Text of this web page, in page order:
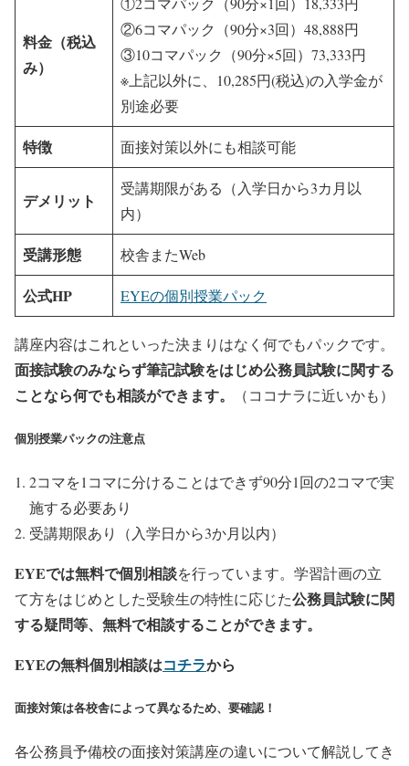
料金（税込
み）
②6コマパック（90分×3回）48,888円
③10コマパック（90分×5回）73,333円
※上記以外に、10,285円(税込)の入学金が
別途必要
特徴 面接対策以外にも相談可能
デメリット
受講期限がある（入学日から3カ月以
内）
受講形態 校舎またWeb
公式HP EYEの個別授業パック
講座内容はこれといった決まりはなく何でもパックです。
面接試験のみならず筆記試験をはじめ公務員試験に関する
ことなら何でも相談ができます。
（ココナラに近いかも）
個別授業パックの注意点
2コマを1コマに分けることはできず90分1回の2コマで実
施する必要あり
受講期限あり（入学日から3か月以内）
EYEでは無料で個別相談を行っています。学習計画の立
て方をはじめとした受験生の特性に応じた公務員試験に関
する疑問等、無料で相談することができます。
EYEの無料個別相談はコチラから
面接対策は各校舎によって異なるため、要確認！
各公務員予備校の面接対策講座の違いについて解説してき